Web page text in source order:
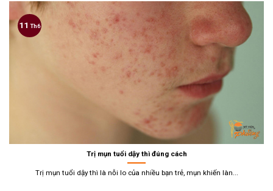
Trị mụn tuổi dậy thì đúng cách
Trị mụn tuổi dậy thì là nỗi lo của nhiều bạn trẻ, mụn khiến làn...
11 Th6